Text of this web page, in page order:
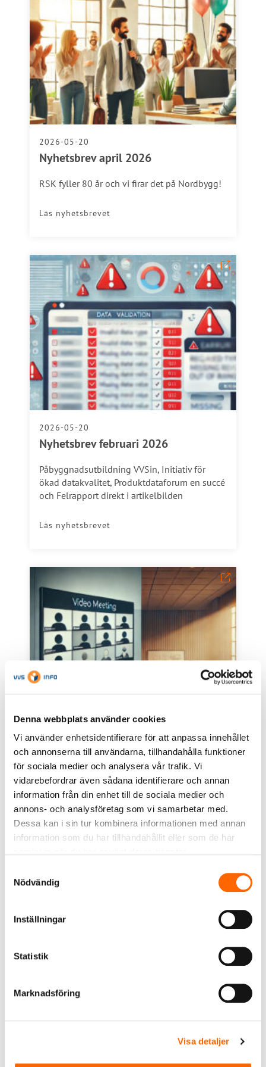
Denna webbplats använder cookies
Vi använder enhetsidentifierare för att anpassa innehållet
och annonserna till användarna, tillhandahålla funktioner
för sociala medier och analysera vår trafik. Vi
vidarebefordrar även sådana identifierare och annan
information från din enhet till de sociala medier och
annons- och analysföretag som vi samarbetar med.
Dessa kan i sin tur kombinera informationen med annan
information som du har tillhandahållit eller som de har
Nödvändig
Inställningar
Statistik
Marknadsföring
Visa detaljer
2026-05-20
Nyhetsbrev april 2026
RSK fyller 80 år och vi firar det på Nordbygg!
Läs nyhetsbrevet
2026-05-20
Nyhetsbrev februari 2026
Påbyggnadsutbildning VVSin, Initiativ för
ökad datakvalitet, Produktdataforum en succé
och Felrapport direkt i artikelbilden
Läs nyhetsbrevet
2026-05-20
Nyhetsbrev januari 2026
Året som gått – VD har ordet, RSK 80 år!,
Produktdataforum 29 januari, REACH datum
giltighetstid ändras från 36 till 12 månader
och Påbyggnadsutbildning på plats hos VVS-
info
2025-11-25